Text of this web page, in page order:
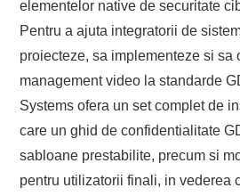
elementelor native de securitate
Pentru a ajuta integratorii de
proiecteze, sa implementeze si sa
management video la standarde
Systems ofera un set complet de
care un ghid de confidentialitate
sabloane prestabilite, precum si
pentru utilizatorii finali, in vederea